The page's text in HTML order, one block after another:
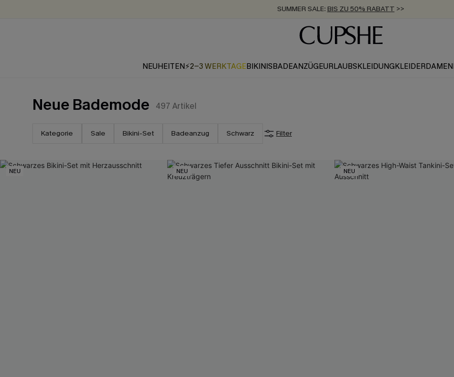
SUMMER SALE: BIS ZU 50% RABATT >>
ZUM NEWSLETTER:BIS ZU -20% EXTRA ERHALTEN
KOSTENLOSER VERSAND AB 89 €
NEUHEITEN⚡2-3 WERKTAGEBIKINISBADEANZÜGEURLAUBSKLEIDUNGKLEIDER
Neue Bademode 497 Artikel
Kategorie Sale Bikini-Set Badeanzug Schwarz Filter
NEU NEU NEU